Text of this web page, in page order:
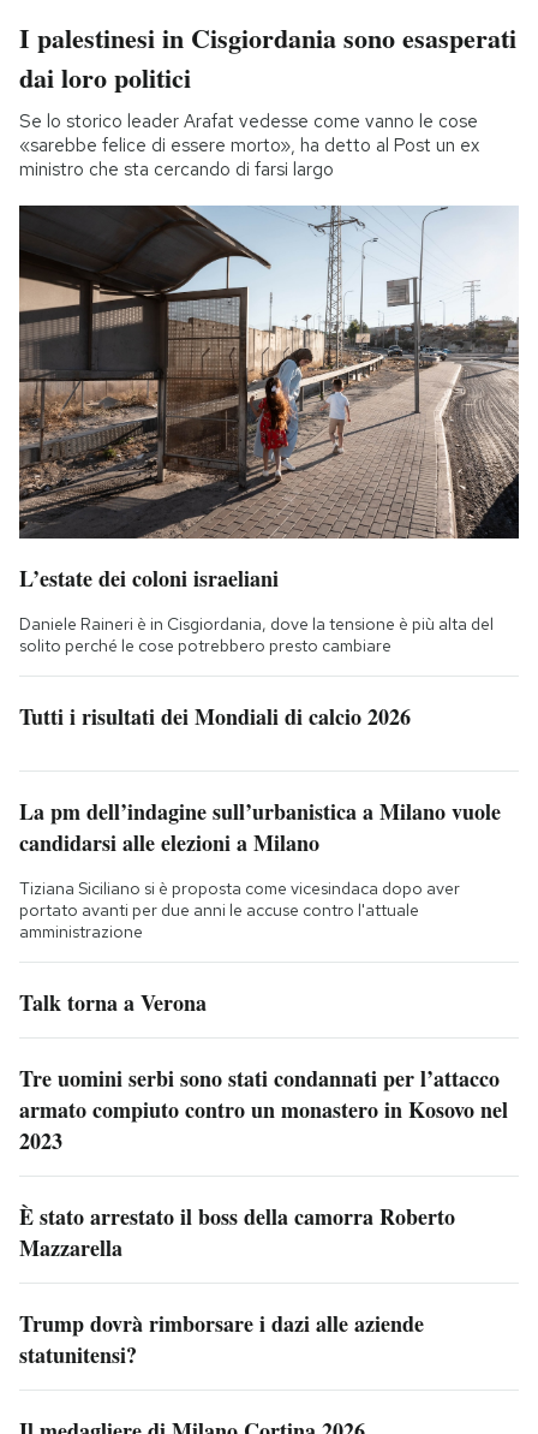
I palestinesi in Cisgiordania sono esasperati
dai loro politici
Se lo storico leader Arafat vedesse come vanno le cose
«sarebbe felice di essere morto», ha detto al Post un ex
ministro che sta cercando di farsi largo
L’estate dei coloni israeliani
Daniele Raineri è in Cisgiordania, dove la tensione è più alta del
solito perché le cose potrebbero presto cambiare
Tutti i risultati dei Mondiali di calcio 2026
La pm dell’indagine sull’urbanistica a Milano vuole
candidarsi alle elezioni a Milano
Tiziana Siciliano si è proposta come vicesindaca dopo aver
portato avanti per due anni le accuse contro l'attuale
amministrazione
Talk torna a Verona
Tre uomini serbi sono stati condannati per l’attacco
armato compiuto contro un monastero in Kosovo nel
2023
È stato arrestato il boss della camorra Roberto
Mazzarella
Trump dovrà rimborsare i dazi alle aziende
statunitensi?